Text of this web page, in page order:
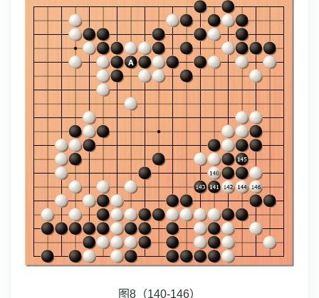
图8（140-146）